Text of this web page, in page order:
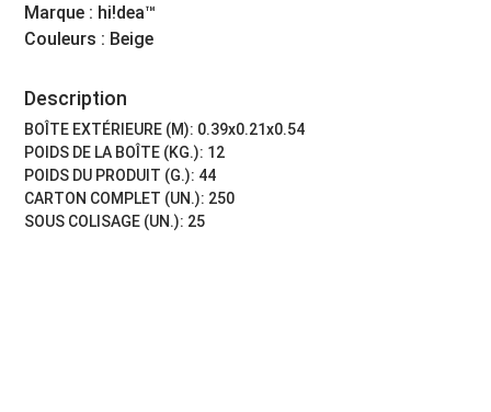
Marque : hi!dea™
Couleurs : Beige
Description
BOÎTE EXTÉRIEURE (M): 0.39x0.21x0.54
POIDS DE LA BOÎTE (KG.): 12
POIDS DU PRODUIT (G.): 44
CARTON COMPLET (UN.): 250
SOUS COLISAGE (UN.): 25